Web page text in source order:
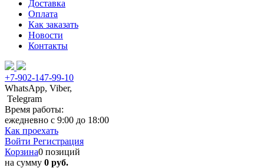
Доставка
Оплата
Как заказать
Новости
Контакты
+7-902-147-99-10
WhatsApp, Viber,
Telegram
Время работы:
ежедневно с 9:00 до 18:00
Как проехать
Войти Регистрация
Корзина0 позиций
на сумму 0 руб.